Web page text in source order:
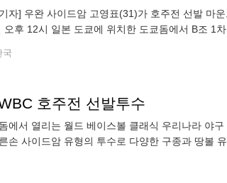
자] 우완 사이드암 고영표(31)가 호주전 선발 마
후 12시 일본 도쿄에 위치한 도쿄돔에서 B조 1
국
호주전 선발투수
에서 열리는 월드 베이스볼 클래식 우리나라 야
손 사이드암 유형의 투수로 다양한 구종과 땅볼